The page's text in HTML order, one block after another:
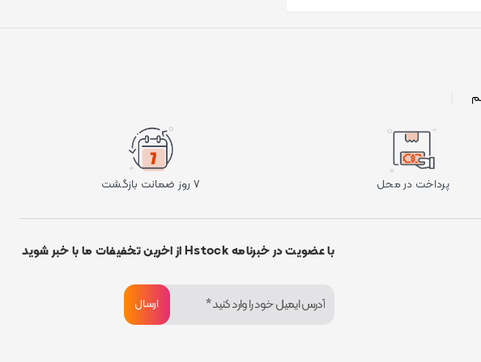
پرداخت در محل ۷ روز ضمانت بازگشت
با عضویت در خبرنامه Hstock از اخرین تخفیفات ما با خبر شوید